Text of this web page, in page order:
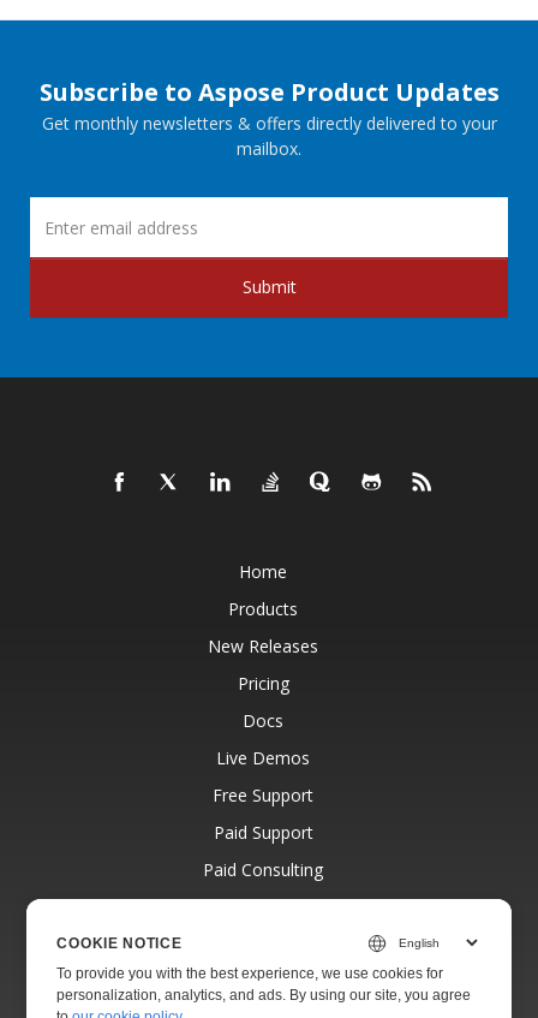
Subscribe to Aspose Product Updates
Get monthly newsletters & offers directly delivered to your
mailbox.
Submit
Home
Products
New Releases
Pricing
Docs
Live Demos
Free Support
Paid Support
Paid Consulting
Blog
About
COOKIE NOTICE
To provide you with the best experience, we use cookies for
personalization, analytics, and ads. By using our site, you agree